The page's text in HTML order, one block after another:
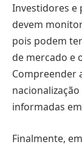
Investidores e
devem
pois podem
de mercado e
Compreender
informadas
Finalmente,